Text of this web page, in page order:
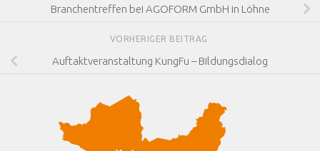
Branchentreffen bei AGOFORM GmbH in Löhne
VORHERIGER BEITRAG
Auftaktveranstaltung KungFu – Bildungsdialog